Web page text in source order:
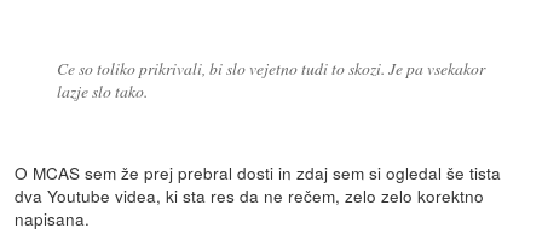
Ce so toliko prikrivali, bi slo vejetno tudi to skozi. Je pa vsekakor
lazje slo tako.
O MCAS sem že prej prebral dosti in zdaj sem si ogledal še tista
dva Youtube videa, ki sta res da ne rečem, zelo zelo korektno
napisana.